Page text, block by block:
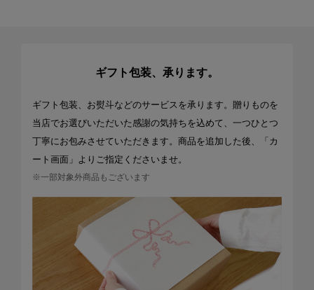
ギフト包装、承ります。
ギフト包装、お熨斗などのサービスを承ります。贈りものを
当店でお選びいただいた感謝の気持ちを込めて、一つひとつ
丁寧にお包みさせていただきます。商品を追加した後、「カ
ート画面」よりご指定くださいませ。
※一部対象外商品もございます